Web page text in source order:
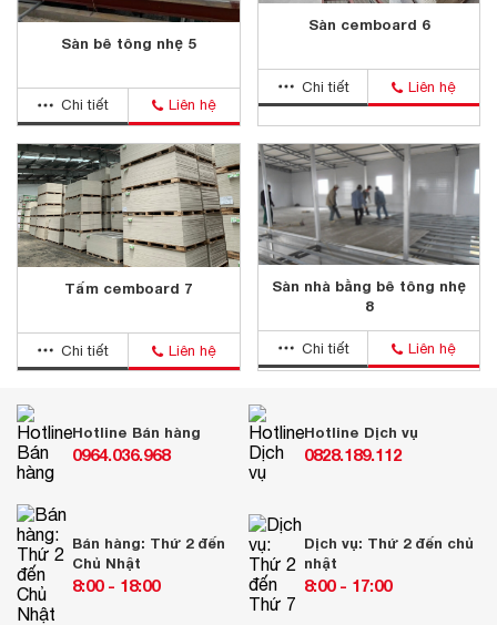
Sàn bê tông nhẹ 5
Chi tiết Liên hệ
Sàn cemboard 6
Chi tiết Liên hệ
Tấm cemboard 7
Chi tiết Liên hệ
Sàn nhà bằng bê tông nhẹ
8
Chi tiết Liên hệ
Hotline Bán hàng
0964.036.968
Hotline Dịch vụ
0828.189.112
Bán hàng: Thứ 2 đến
Chủ Nhật
8:00 - 18:00
Dịch vụ: Thứ 2 đến chủ
nhật
8:00 - 17:00